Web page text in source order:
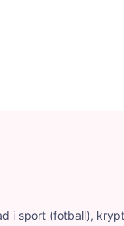
i sport (fotball),